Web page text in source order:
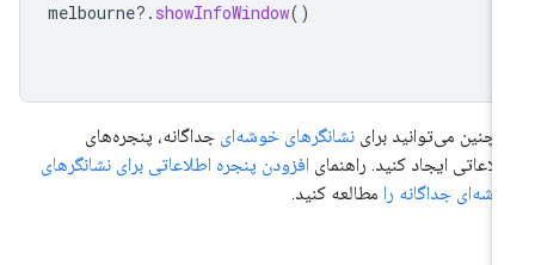
melbourne?.showInfoWindow
می‌توانید براینشانگرهای خوشه‌ایجداگانه، پنجره‌های
ایجاد کنید. راهنمایافزودن پنجره اطلاعاتی برای نشانگرهای
جداگانه رامطالعه کنید.